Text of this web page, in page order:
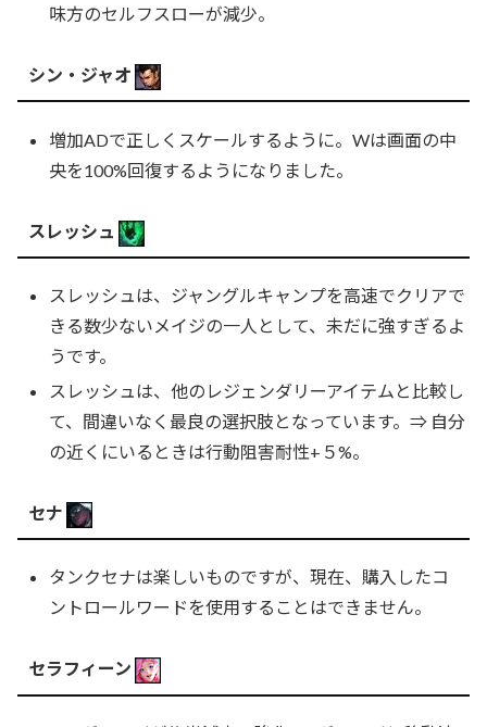
味方のセルフスローが減少。
シン・ジャオ
増加ADで正しくスケールするように。Wは画面の中
央を100%回復するようになりました。
スレッシュ
スレッシュは、ジャングルキャンプを高速でクリアで
きる数少ないメイジの一人として、未だに強すぎるよ
うです。
スレッシュは、他のレジェンダリーアイテムと比較し
て、間違いなく最良の選択肢となっています。⇒ 自分
の近くにいるときは行動阻害耐性+５%。
セナ
タンクセナは楽しいものですが、現在、購入したコ
ントロールワードを使用することはできません。
セラフィーン